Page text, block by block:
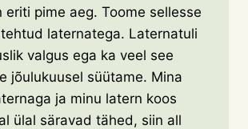
eriti pime aeg. Toome sellesse
laternatega. Laternatuli
valgus ega ka veel see
jõulukuusel süütame. Mina
ja minu latern koos
ülal säravad tähed, siin all